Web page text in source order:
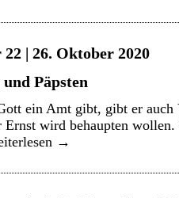
| 26. Oktober 2020
Päpsten
ein Amt gibt, gibt er
wird behaupten
→